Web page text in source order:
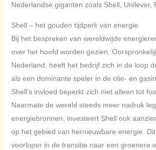
Nederlandse giganten zoals Shell, Unilever,
Shell – het gouden tijdperk van energie
Bij het bespreken van wereldwijde
over het hoofd worden gezien.
Nederland, heeft het bedrijf zich in de loop
als een dominante speler in de olie- en
Shell’s invloed beperkt zich niet alleen tot
Naarmate de wereld steeds meer nadruk
energiebronnen, investeert Shell ook
op het gebied van hernieuwbare energie.
voorloper in de transitie naar een groenere